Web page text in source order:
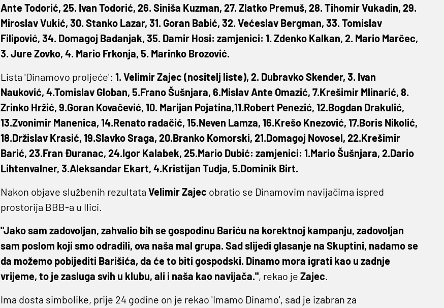
Ante Todorić, 25. Ivan Todorić, 26. Siniša Kuzman, 27. Zlatko Premuš, 28. Tihomir Vukadin, 29.
Miroslav Vukić, 30. Stanko Lazar, 31. Goran Babić, 32. Većeslav Bergman, 33. Tomislav
Filipović, 34. Domagoj Badanjak, 35. Damir Hosi: zamjenici: 1. Zdenko Kalkan, 2. Mario Marčec,
3. Jure Zovko, 4. Mario Frkonja, 5. Marinko Brozović.
Lista 'Dinamovo proljeće': 1. Velimir Zajec (nositelj liste), 2. Dubravko Skender, 3. Ivan
Nauković, 4.Tomislav Globan, 5.Frano Šušnjara, 6.Mislav Ante Omazić, 7.Krešimir Mlinarić, 8.
Zrinko Hržić, 9.Goran Kovačević, 10. Marijan Pojatina,11.Robert Penezić, 12.Bogdan Drakulić,
13.Zvonimir Manenica, 14.Renato radačić, 15.Neven Lamza, 16.Krešo Knezović, 17.Boris Nikolić,
18.Držislav Krasić, 19.Slavko Sraga, 20.Branko Komorski, 21.Domagoj Novosel, 22.Krešimir
Barić, 23.Fran Đuranac, 24.Igor Kalabek, 25.Mario Dubić: zamjenici: 1.Mario Šušnjara, 2.Dario
Lihtenvalner, 3.Aleksandar Ekart, 4.Kristijan Tudja, 5.Dominik Birt.
Nakon objave službenih rezultata Velimir Zajec obratio se Dinamovim navijačima ispred
prostorija BBB-a u Ilici.
"Jako sam zadovoljan, zahvalio bih se gospodinu Bariću na korektnoj kampanju, zadovoljan
sam poslom koji smo odradili, ova naša mal grupa. Sad slijedi glasanje na Skuptini, nadamo se
da možemo pobijediti Barišića, da će to biti gospodski. Dinamo mora igrati kao u zadnje
vrijeme, to je zasluga svih u klubu, ali i naša kao navijača.", rekao je Zajec.
Ima dosta simbolike, prije 24 godine on je rekao 'Imamo Dinamo', sad je izabran za